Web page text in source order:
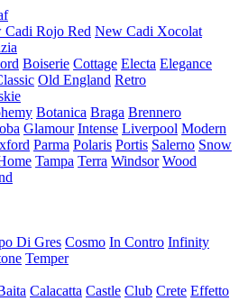
Cadi Rojo Red New Cadi Xocolat
Boiserie Cottage Electa Elegance
Old England Retro
Botanica Braga Brennero
Glamour Intense Liverpool Modern
Parma Polaris Portis Salerno Snow
Tampa Terra Windsor Wood
Di Gres Cosmo In Contro Infinity
Temper
Calacatta Castle Club Crete Effetto